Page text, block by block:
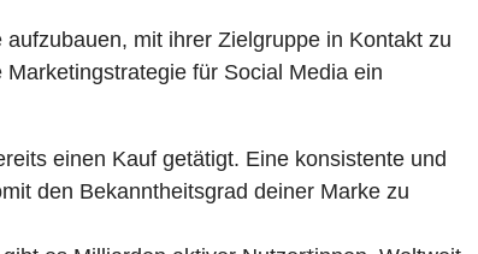
mit ihrer Zielgruppe in Kontakt zu
für Social Media ein
einen Kauf getätigt. Eine konsistente und
den Bekanntheitsgrad deiner Marke zu